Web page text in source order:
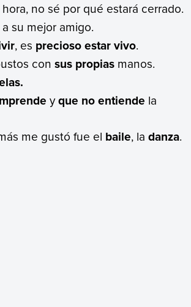
no sé por qué estará cerrado.
a su mejor amigo.
, es precioso estar vivo.
con sus propias manos.
yque no entiende la
me gustó fue el baile, ladanza.